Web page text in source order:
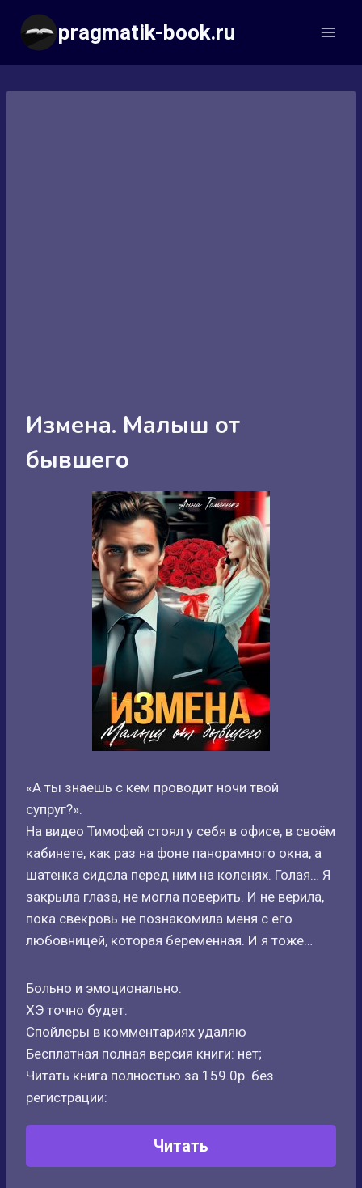
Перейти
содержимому
pragmatik-book.ru
Измена. Малыш от
бывшего
«А ты знаешь с кем проводит ночи твой
супруг?».
На видео Тимофей стоял у себя в офисе, в своём
кабинете, как раз на фоне панорамного окна, а
шатенка сидела перед ним на коленях. Голая… Я
закрыла глаза, не могла поверить. И не верила,
пока свекровь не познакомила меня с его
любовницей, которая беременная. И я тоже…
Больно и эмоционально.
ХЭ точно будет.
Спойлеры в комментариях удаляю
Бесплатная полная версия книги: нет;
Читать книга полностью за 159.0р. без
регистрации:
Читать